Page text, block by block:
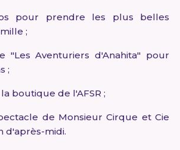
pour prendre les plus belles
;
"Les Aventuriers d'Anahita" pour
;
boutique de l'AFSR ;
de Monsieur Cirque et Cie
d'après-midi.